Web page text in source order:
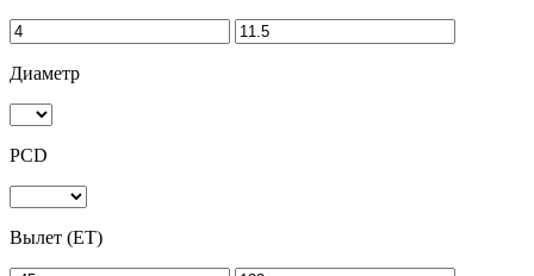
Диаметр
PCD
Вылет (ET)